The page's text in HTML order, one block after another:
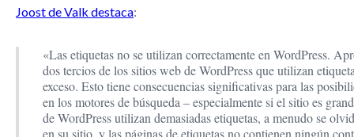
Joost de Valk destaca:
«Las etiquetas no se utilizan correctamente en WordPress.
dos tercios de los sitios web de WordPress que utilizan
exceso. Esto tiene consecuencias significativas para las
en los motores de búsqueda – especialmente si el sitio es
de WordPress utilizan demasiadas etiquetas, a menudo se
en su sitio, y las páginas de etiquetas no contienen ningún